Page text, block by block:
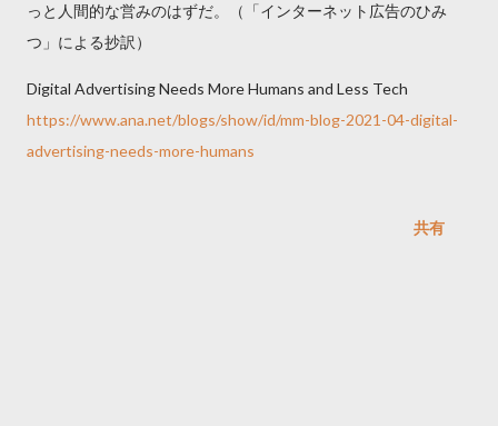
っと人間的な営みのはずだ。（「インターネット広告のひみ
つ」による抄訳）
Digital Advertising Needs More Humans and Less Tech
https://www.ana.net/blogs/show/id/mm-blog-2021-04-digital-
advertising-needs-more-humans
共有